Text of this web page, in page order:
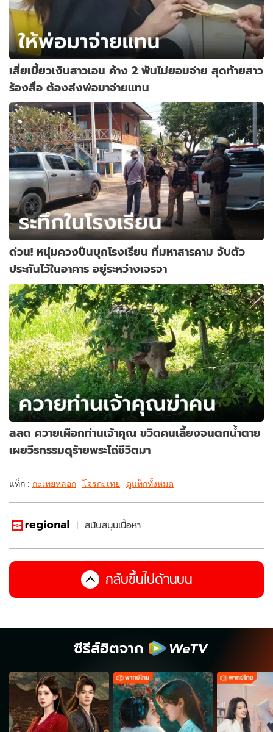
เสี่ยเบี้ยวเงินสาวเอน ค้าง 2 พันไม่ยอมจ่าย สุดท้ายสาว
ร้องสื่อ ต้องส่งพ่อมาจ่ายแทน
ด่วน! หนุ่มควงปืนบุกโรงเรียน ที่มหาสารคาม จับตัว
ประกันไว้ในอาคาร อยู่ระหว่างเจรจา
สลด ควายเผือกท่านเจ้าคุณ ขวิดคนเลี้ยงจนตกน้ำตาย
เผยวีรกรรมดุร้ายพระไถ่ชีวิตมา
แท็ก : กะเทยหลอก โจรกะเทย ดูแท็กทั้งหมด
สนับสนุนเนื้อหา
กลับขึ้นไปด้านบน
ซีรีส์ฮิตจาก